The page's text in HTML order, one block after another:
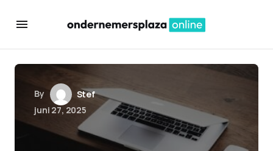
By
Stef
juni 27, 2025